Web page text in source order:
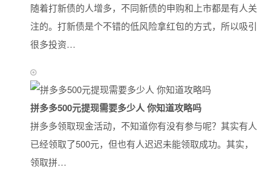
随着打新债的人增多，不同新债的申购和上市都是有人关
注的。打新债是个不错的低风险拿红包的方式，所以吸引
很多投资…
拼多多500元提现需要多少人 你知道攻略吗
拼多多领取现金活动，不知道你有没有参与呢？其实有人
已经领取了500元，但也有人迟迟未能领取成功。其实，
领取拼…